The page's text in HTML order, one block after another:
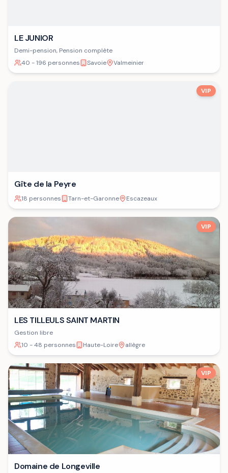
LE JUNIOR
Demi-pension, Pension complète
40 - 196 personnes
Savoie Valmeinier
VIP
Gîte de la Peyre
18 personnes Tarn-et-Garonne Escazeaux
VIP
LES TILLEULS SAINT MARTIN
Gestion libre
10 - 48 personnes
Haute-Loire allègre
VIP
Domaine de Longeville